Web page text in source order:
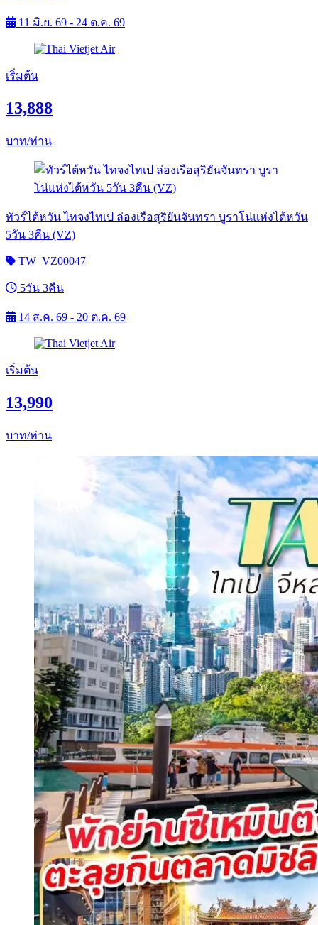
11 มิ.ย. 69 - 24 ต.ค. 69
เริ่มต้น
13,888
บาท/ท่าน
ทัวร์ไต้หวัน ไทจงไทเป ล่องเรือสุริยันจันทรา บูราโน่แห่งไต้หวัน
5วัน 3คืน (VZ)
TW_VZ00047
5วัน 3คืน
14 ส.ค. 69 - 20 ต.ค. 69
เริ่มต้น
13,990
บาท/ท่าน